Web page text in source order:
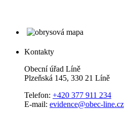
Kontakty
Obecní úřad Líně
Plzeňská 145, 330 21 Líně
Telefon: +420 377 911 234
E-mail: evidence@obec-line.cz